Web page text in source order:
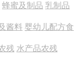
蜂蜜及制品 乳制品
酱料 婴幼儿配方食
残 水产品农残